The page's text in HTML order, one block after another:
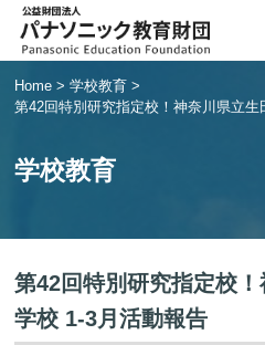
Home >学校教育 >
第42回特別研究指定校！神奈川県立
学校教育
第42回特別研究指定校
学校 1-3月活動報告